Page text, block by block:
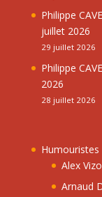
Philippe
juillet 2026
29 juillet 2026
Philippe
2026
28 juillet 2026
Humouristes
Alex
Arnaud